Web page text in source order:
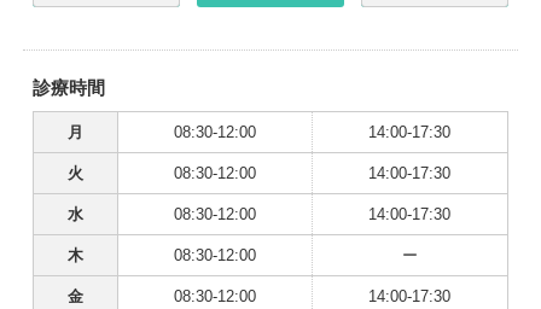
診療時間
月 08:30-12:00 14:00-17:30
火 08:30-12:00 14:00-17:30
水 08:30-12:00 14:00-17:30
木 08:30-12:00 ー
金 08:30-12:00 14:00-17:30